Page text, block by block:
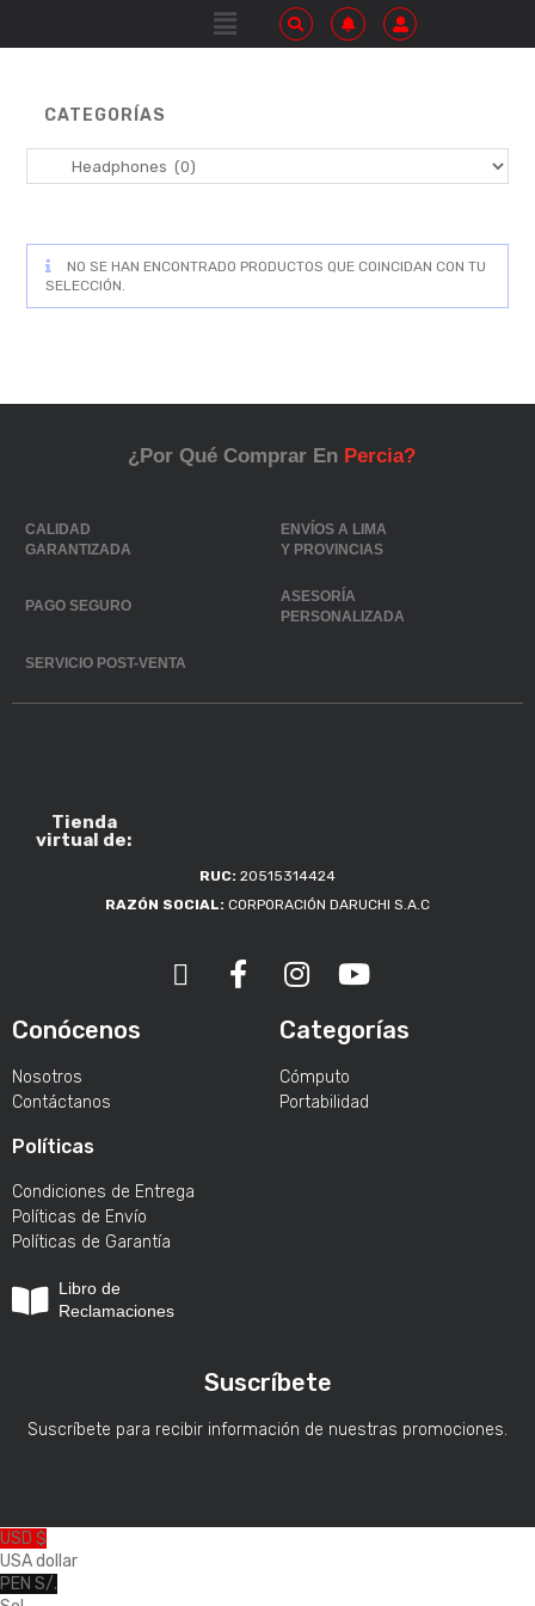
CATEGORÍAS
NO SE HAN ENCONTRADO PRODUCTOS QUE COINCIDAN CON TU
SELECCIÓN.
¿Por Qué Comprar En Percia?
CALIDAD
GARANTIZADA
ENVÍOS A LIMA
Y PROVINCIAS
PAGO SEGURO
ASESORÍA
PERSONALIZADA
SERVICIO POST-VENTA
Tienda
virtual de:
RUC: 20515314424
RAZÓN SOCIAL: CORPORACIÓN DARUCHI S.A.C
Conócenos
Nosotros
Contáctanos
Políticas
Condiciones de Entrega
Políticas de Envío
Políticas de Garantía
Libro de
Reclamaciones
Categorías
Cómputo
Portabilidad
Suscríbete
Suscríbete para recibir información de nuestras promociones.
USD $
USA dollar
PEN S/.